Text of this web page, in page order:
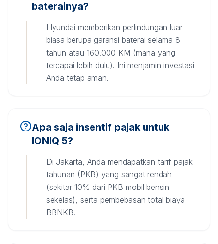
baterainya?
Hyundai memberikan perlindungan luar
biasa berupa garansi baterai selama 8
tahun atau 160.000 KM (mana yang
tercapai lebih dulu). Ini menjamin investasi
Anda tetap aman.
Apa saja insentif pajak untuk
IONIQ 5?
Di Jakarta, Anda mendapatkan tarif pajak
tahunan (PKB) yang sangat rendah
(sekitar 10% dari PKB mobil bensin
sekelas), serta pembebasan total biaya
BBNKB.